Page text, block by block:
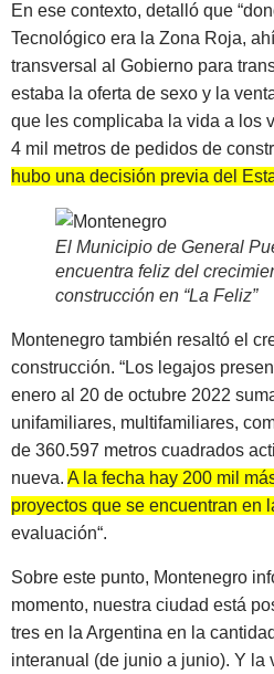
En ese contexto, detalló que
Tecnológico era la Zona Roja,
transversal al Gobierno para
estaba la oferta de sexo y la
que les complicaba la vida a los
4 mil metros de pedidos de
hubo una decisión previa del
El Municipio de General
encuentra feliz del
construcción en “La Feliz”
Montenegro también resaltó el
construcción. “Los legajos
enero al 20 de octubre 2022
unifamiliares, multifamiliares,
de 360.597 metros cuadrados
nueva. A la fecha hay 200 mil
proyectos que se encuentran en
evaluación“.
Sobre este punto, Montenegro
momento, nuestra ciudad está
tres en la Argentina en la
interanual (de junio a junio). Y la